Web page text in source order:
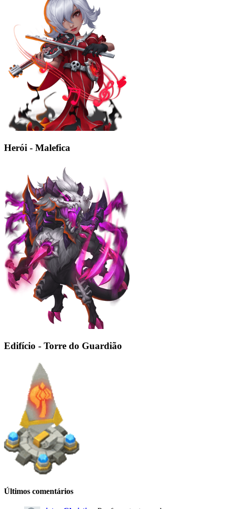
Herói - Malefica
Edifício - Torre do Guardião
Últimos comentários